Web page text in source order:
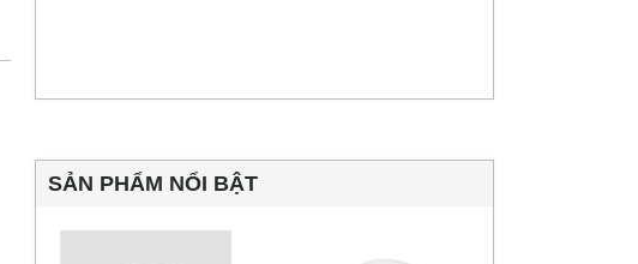
SẢN PHẨM NỔI BẬT